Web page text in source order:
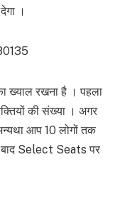
।
ख्याल रखना है । पहला
की संख्या । अगर
आप 10 लोगों तक
Select Seats पर